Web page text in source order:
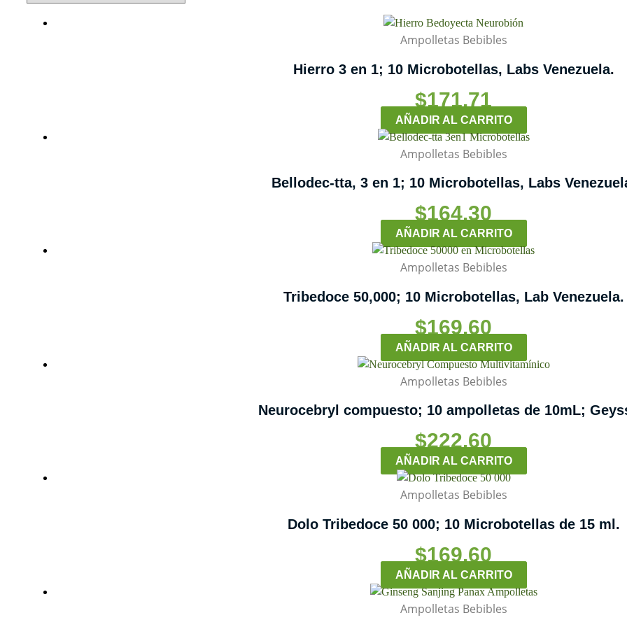
Ampolletas Bebibles
Hierro 3 en 1; 10 Microbotellas, Labs Venezuela.
$171.71
AÑADIR AL CARRITO
Ampolletas Bebibles
Bellodec-tta, 3 en 1; 10 Microbotellas, Labs
$164.30
AÑADIR AL CARRITO
Ampolletas Bebibles
Tribedoce 50,000; 10 Microbotellas, Lab Venezuela.
$169.60
AÑADIR AL CARRITO
Ampolletas Bebibles
Neurocebryl compuesto; 10 ampolletas de 10mL;
$222.60
AÑADIR AL CARRITO
Ampolletas Bebibles
Dolo Tribedoce 50 000; 10 Microbotellas de 15 ml.
$169.60
AÑADIR AL CARRITO
Ampolletas Bebibles